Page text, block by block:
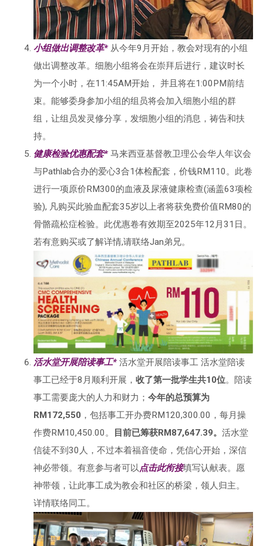
小组做出调整改革*从今年9月开始，教会对现有的小组
做出调整改革。细胞小组将会在崇拜后进行，建议时长
为一个小时，在11:45AM开始， 并且将在1:00PM前结
束。能够委身参加小组的组员将会加入细胞小组的群
组，让组员发灵修分享，发细胞小组的消息，祷告和扶
持。
健康检验优惠配套*马来西亚基督教卫理公会华人年议会
与Pathlab合办的爱心3合1体检配套，价钱RM110。此卷
进行一项原价RM300的血液及尿液健康检查(涵盖63项检
验), 凡购买此验血配套35岁以上者将获免费价值RM80的
骨骼疏松症检验。此优惠卷有效期至2025年12月31日。
若有意购买或了解详情,请联络Jan弟兄。
活水堂开展陪读事工*活水堂开展陪读事工 活水堂陪读
事工已经于8月顺利开展， 收了第一批学生共10位。陪读
事工需要庞大的人力和财力； 今年的总预算为
RM172,550，包括事工开办费RM120,300.00，每月操
作费RM10,450.00。
目前已筹获RM87,647.39。 活水堂
信徒不到30人，不过本着福音使命，凭信心开始，深信
神必带领。有意参与者可以点击此衔接填写认献表。愿
神带领，让此事工成为教会和社区的桥梁，领人归主。
详情联络同工。